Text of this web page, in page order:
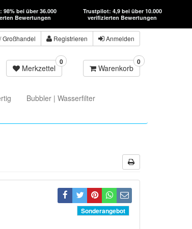
98% bei über 36.000
Bewertungen
Trustpilot: 4,9 bei über 10.000
verifizierten Bewertungen
/ Großhandel Registrieren Anmelden
Merkzettel
0 0
Warenkorb
Bubbler | Wasserfilter
Sonderangebot